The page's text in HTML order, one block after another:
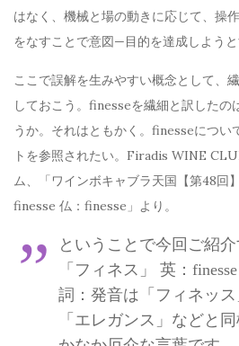
はなく、機械と場の動きに応じて、操
をなすことで意図—目的を達成しようと
ここで誤解を生みやすい概念として、
しておこう。finesseを繊細と訳したの
うか。それはともかく。finesseについ
トを参照されたい。Firadis WINE
ム、「ワインボキャブラ天国【第48回
finesse 仏：finesse」より。
ということで今回ご紹
「フィネス」 英：
詞：発音は「フィネッス
「エレガンス」などと